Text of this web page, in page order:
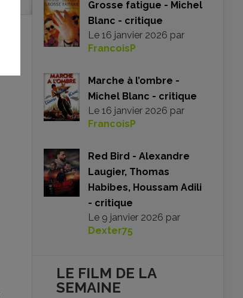
Grosse fatigue - Michel
Blanc - critique
Le 16 janvier 2026 par
FrancoisP
Marche à l’ombre -
Michel Blanc - critique
Le 16 janvier 2026 par
FrancoisP
Red Bird - Alexandre
Laugier, Thomas
Habibes, Houssam Adili
- critique
Le 9 janvier 2026 par
Dexter75
LE FILM DE LA
SEMAINE